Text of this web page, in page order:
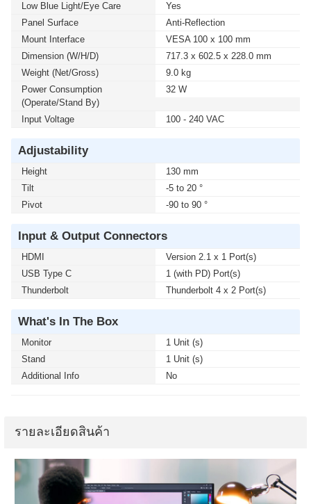
Low Blue Light/Eye Care
Yes
Panel Surface
Anti-Reflection
Mount Interface
VESA 100 x 100 mm
Dimension (W/H/D)
717.3 x 602.5 x 228.0 mm
Weight (Net/Gross)
9.0 kg
Power Consumption
(Operate/Stand By)
32 W
Input Voltage 100 - 240 VAC
Adjustability
Height
130 mm
Tilt
-5 to 20 °
Pivot
-90 to 90 °
Input & Output Connectors
HDMI
Version 2.1 x 1 Port(s)
USB Type C
1 (with PD) Port(s)
Thunderbolt
Thunderbolt 4 x 2 Port(s)
What's In The Box
Monitor
1 Unit (s)
Stand
1 Unit (s)
Additional Info
No
รายละเอียดสินค้า